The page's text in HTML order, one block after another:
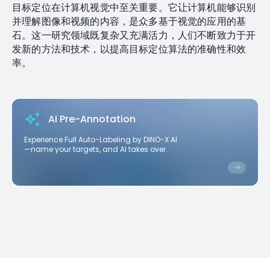
目标定位在计算机视觉中至关重要。它让计算机能够识别
并理解图像和视频的内容，是众多基于视觉的应用的基
石。这一研究领域既复杂又充满活力，人们不断致力于开
发新的方法和技术，以提高目标定位算法的准确性和效
率。
AI Pre-Annotation
Experience Full Auto-Labeling by DINO-X AI
—name your targets, and AI takes over.